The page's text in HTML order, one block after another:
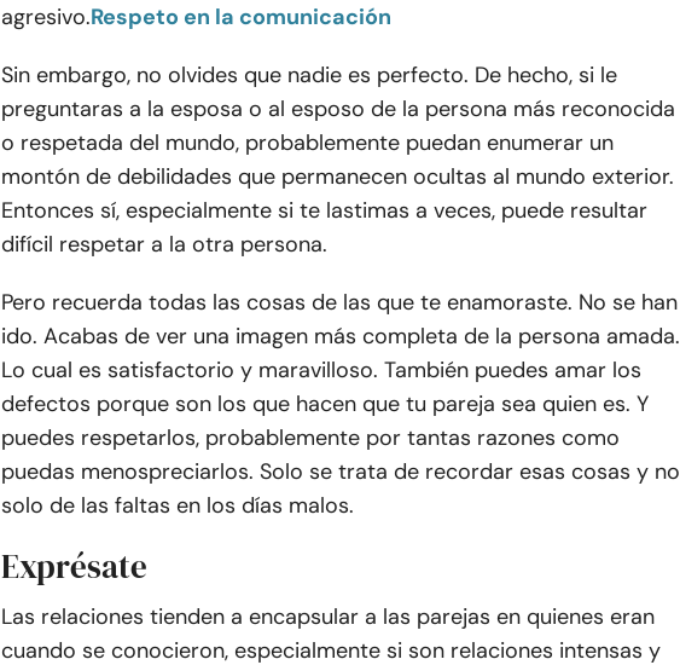
agresivo.Respeto en la comunicación
Sin embargo, no olvides que nadie es perfecto. De hecho, si le
preguntaras a la esposa o al esposo de la persona más reconocida
o respetada del mundo, probablemente puedan enumerar un
montón de debilidades que permanecen ocultas al mundo exterior.
Entonces sí, especialmente si te lastimas a veces, puede resultar
difícil respetar a la otra persona.
Pero recuerda todas las cosas de las que te enamoraste. No se han
ido. Acabas de ver una imagen más completa de la persona amada.
Lo cual es satisfactorio y maravilloso. También puedes amar los
defectos porque son los que hacen que tu pareja sea quien es. Y
puedes respetarlos, probablemente por tantas razones como
puedas menospreciarlos. Solo se trata de recordar esas cosas y no
solo de las faltas en los días malos.
Exprésate
Las relaciones tienden a encapsular a las parejas en quienes eran
cuando se conocieron, especialmente si son relaciones intensas y